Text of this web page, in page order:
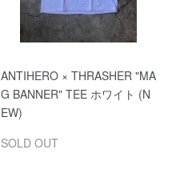
ANTIHERO × THRASHER "MA
G BANNER" TEE ホワイト (N
EW)
SOLD OUT